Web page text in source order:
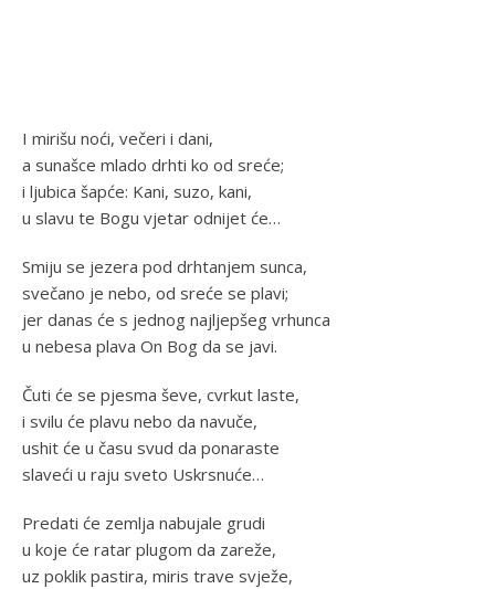
I mirišu noći, večeri i dani,
a sunašce mlado drhti ko od sreće;
i ljubica šapće: Kani, suzo, kani,
u slavu te Bogu vjetar odnijet će…
Smiju se jezera pod drhtanjem sunca,
svečano je nebo, od sreće se plavi;
jer danas će s jednog najljepšeg vrhunca
u nebesa plava On Bog da se javi.
Čuti će se pjesma ševe, cvrkut laste,
i svilu će plavu nebo da navuče,
ushit će u času svud da ponaraste
slaveći u raju sveto Uskrsnuće…
Predati će zemlja nabujale grudi
u koje će ratar plugom da zareže,
uz poklik pastira, miris trave svježe,